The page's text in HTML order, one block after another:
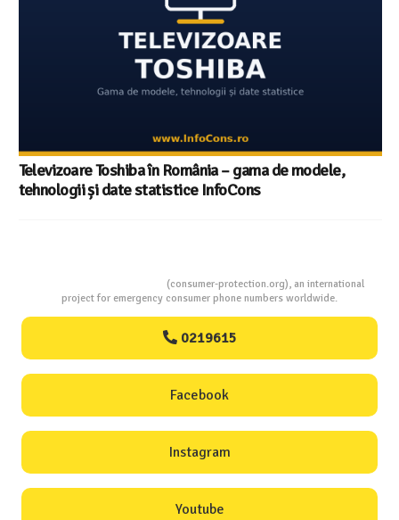
Televizoare Toshiba în România – gama de modele,
tehnologii și date statistice InfoCons
(consumer-protection.org), an international
project for emergency consumer phone numbers worldwide.
0219615
Facebook
Instagram
Youtube